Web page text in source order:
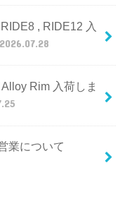
, RIDE12 入
2026.07.28
Rim 入荷しま
業について